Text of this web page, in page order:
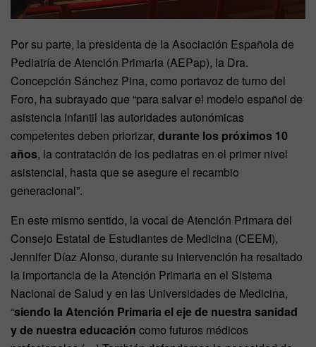
Por su parte, la presidenta de la Asociación Española de
Pediatría de Atención Primaria (AEPap), la Dra.
Concepción Sánchez Pina, como portavoz de turno del
Foro, ha subrayado que “para salvar el modelo español de
asistencia infantil las autoridades autonómicas
competentes deben priorizar, durante los próximos 10
años, la contratación de los pediatras en el primer nivel
asistencial, hasta que se asegure el recambio
generacional”.
En este mismo sentido, la vocal de Atención Primara del
Consejo Estatal de Estudiantes de Medicina (CEEM),
Jennifer Díaz Alonso, durante su intervención ha resaltado
la importancia de la Atención Primaria en el Sistema
Nacional de Salud y en las Universidades de Medicina,
“siendo la Atención Primaria el eje de nuestra sanidad
y de nuestra educación como futuros médicos